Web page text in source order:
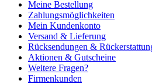
Meine Bestellung
Zahlungsmöglichkeiten
Mein Kundenkonto
Versand & Lieferung
Rücksendungen &
Aktionen & Gutscheine
Weitere Fragen?
Firmenkunden